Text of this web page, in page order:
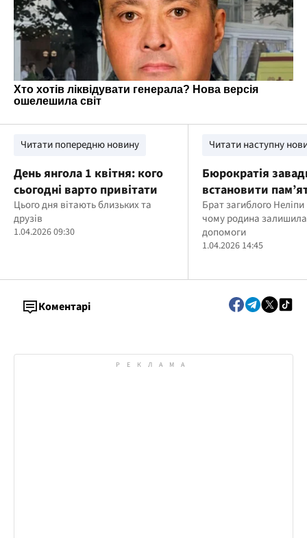
Читати попередню новину
День янгола 1 квітня: кого
сьогодні варто привітати
Цього дня вітають близьких та
друзів
1.04.2026 09:30
Читати наступну
Бюрократія
встановити
захиснику
Брат загиблого
чому родина
допомоги
1.04.2026 14:45
Коментарі